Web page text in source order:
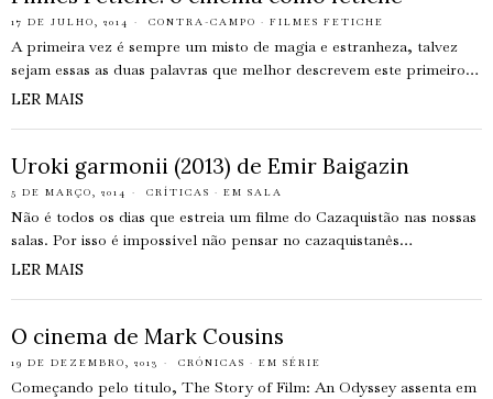
17 DE JULHO, 2014 CONTRA-CAMPO · FILMES FETICHE
A primeira vez é sempre um misto de magia e estranheza, talvez
sejam essas as duas palavras que melhor descrevem este primeiro…
LER MAIS
Uroki garmonii (2013) de Emir Baigazin
5 DE MARÇO, 2014 CRÍTICAS · EM SALA
Não é todos os dias que estreia um filme do Cazaquistão nas nossas
salas. Por isso é impossível não pensar no cazaquistanês…
LER MAIS
O cinema de Mark Cousins
19 DE DEZEMBRO, 2013 CRÓNICAS · EM SÉRIE
Começando pelo título, The Story of Film: An Odyssey assenta em